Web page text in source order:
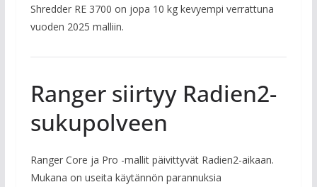
Shredder RE 3700 on jopa 10 kg kevyempi verrattuna
vuoden 2025 malliin.
Ranger siirtyy Radien2-
sukupolveen
Ranger Core ja Pro -mallit päivittyvät Radien2-aikaan.
Mukana on useita käytännön parannuksia